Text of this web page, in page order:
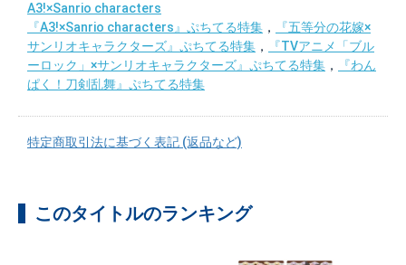
A3!×Sanrio characters
『A3!×Sanrio characters』ぷちてる特集 ，
『五等分の花嫁×
サンリオキャラクターズ』ぷちてる特集 ，
『TVアニメ「ブル
ーロック」×サンリオキャラクターズ』ぷちてる特集 ，
『わん
ぱく！刀剣乱舞』ぷちてる特集
特定商取引法に基づく表記 (返品など)
このタイトルのランキング